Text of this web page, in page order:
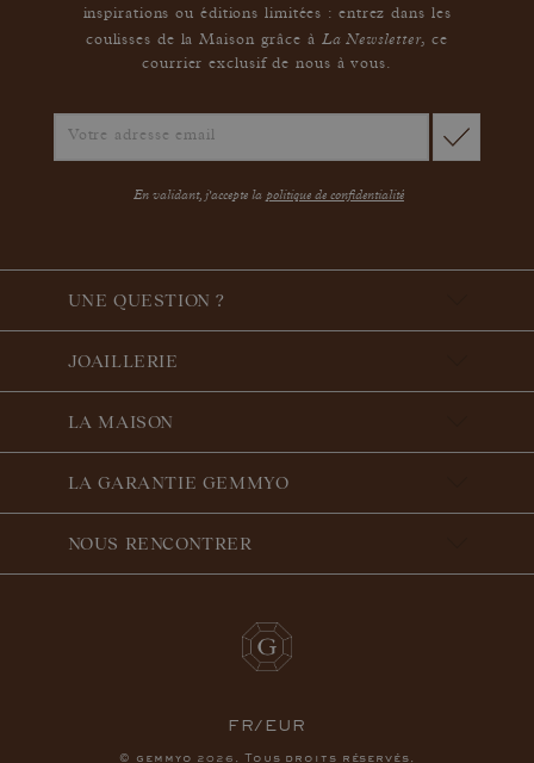
inspirations ou éditions limitées : entrez dans les
coulisses de la Maison grâce à La Newsletter,ce
courrier exclusif de nous à vous.
En validant, j'accepte la politique de confidentialité
UNE QUESTION ?
JOAILLERIE
LA MAISON
LA GARANTIE GEMMYO
NOUS RENCONTRER
FR/EUR
© gemmyo 2026 . Tous droits réservés.